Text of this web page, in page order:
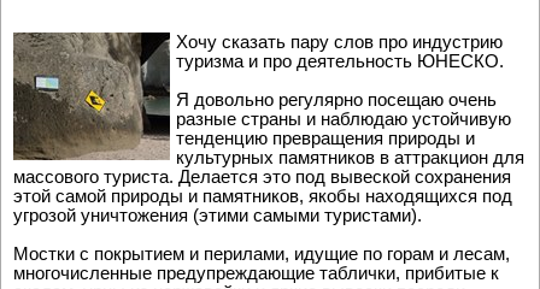
Хочу сказать пару слов про индустрию
туризма и про деятельность ЮНЕСКО.
Я довольно регулярно посещаю очень
разные страны и наблюдаю устойчивую
тенденцию превращения природы и
культурных памятников в аттракцион для
массового туриста. Делается это под вывеской сохранения
этой самой природы и памятников, якобы находящихся под
угрозой уничтожения (этими самыми туристами).
Мостки с покрытием и перилами, идущие по горам и лесам,
многочисленные предупреждающие таблички, прибитые к